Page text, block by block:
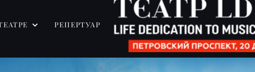
РЕПЕРТУАР